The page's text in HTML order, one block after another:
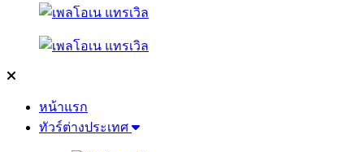
หน้าแรก
ทัวร์ต่างประเทศ